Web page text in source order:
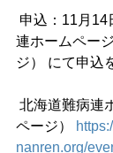
連ホームペー
ジ） にて申込
ページ）
nanren.org/